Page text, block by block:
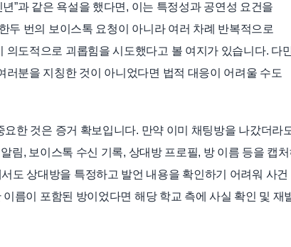
”과 같은 욕설을 했다면, 이는 특정성과 공연성 요건을
두 번의 보이스톡 요청이 아니라 여러 차례 반복적으로
도적으로 괴롭힘을 시도했다고 볼 여지가 있습니다. 다
분을 지칭한 것이 아니었다면 법적 대응이 어려울 수도
한 것은 증거 확보입니다. 만약 이미 채팅방을 나갔더라
림, 보이스톡 수신 기록, 상대방 프로필, 방 이름 등을 캡처
도 상대방을 특정하고 발언 내용을 확인하기 어려워 사건
름이 포함된 방이었다면 해당 학교 측에 사실 확인 및 재